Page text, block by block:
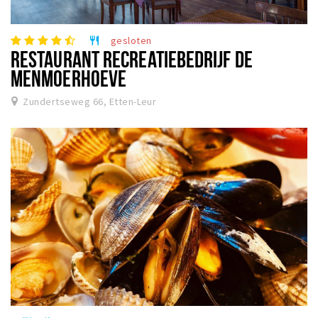
restaurant gesloten
RESTAURANT RECREATIEBEDRIJF DE
MENMOERHOEVE
Zundertseweg 66, Etten-Leur